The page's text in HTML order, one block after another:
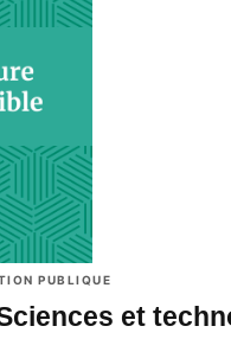
PUBLIQUE
et